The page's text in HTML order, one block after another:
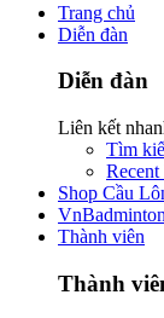
Trang chủ
Diễn đàn
Diễn đàn
Liên kết
Tìm
Recent
Shop Cầu
Thành viên
Thành